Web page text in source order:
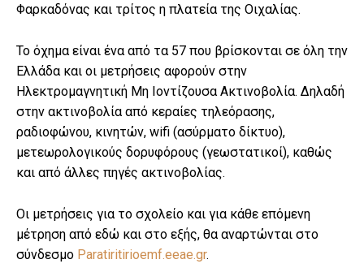
Φαρκαδόνας και τρίτος η πλατεία της Οιχαλίας.
Το όχημα είναι ένα από τα 57 που βρίσκονται σε όλη την
Ελλάδα και οι μετρήσεις αφορούν στην
Ηλεκτρομαγνητική Μη Ιοντίζουσα Ακτινοβολία. Δηλαδή
στην ακτινοβολία από κεραίες τηλεόρασης,
ραδιοφώνου, κινητών, wifi (ασύρματο δίκτυο),
μετεωρολογικούς δορυφόρους (γεωστατικοί), καθώς
και από άλλες πηγές ακτινοβολίας.
Οι μετρήσεις για το σχολείο και για κάθε επόμενη
μέτρηση από εδώ και στο εξής, θα αναρτώνται στο
σύνδεσμο Paratiritirioemf.eeae.gr.